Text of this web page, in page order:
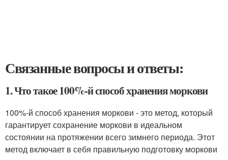
Связанные вопросы и ответы:
1. Что такое 100%-й способ хранения моркови
100%-й способ хранения моркови - это метод, который
гарантирует сохранение моркови в идеальном
состоянии на протяжении всего зимнего периода. Этот
метод включает в себя правильную подготовку моркови